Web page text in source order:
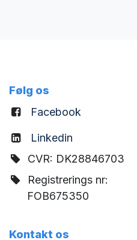
Følg os
Facebook
Linkedin
CVR: DK28846703
Registrerings nr:
FOB675350
Kontakt os